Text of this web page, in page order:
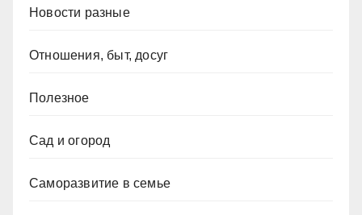
Новости разные
Отношения, быт, досуг
Полезное
Сад и огород
Саморазвитие в семье